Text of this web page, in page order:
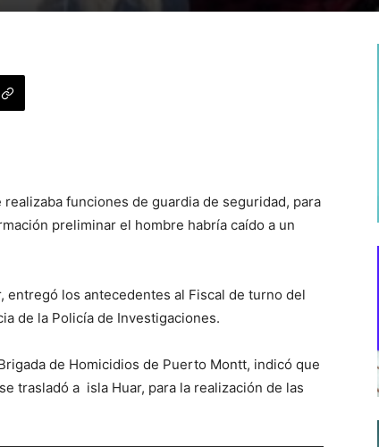
funciones de guardia de seguridad, para
preliminar el hombre habría caído a un
entregó los antecedentes al Fiscal de turno del
de la Policía de Investigaciones.
de Homicidios de Puerto Montt, indicó que
trasladó a isla Huar, para la realización de las